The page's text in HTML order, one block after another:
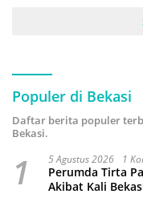
Populer di Bekasi
Daftar berita populer
Bekasi.
1 5 Agustus 2026 1
Perumda Tirta
Akibat Kali